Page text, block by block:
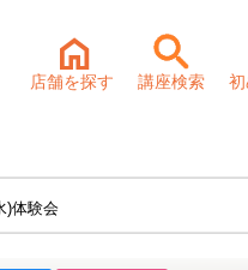
店舗を探す 講座検索
)体験会